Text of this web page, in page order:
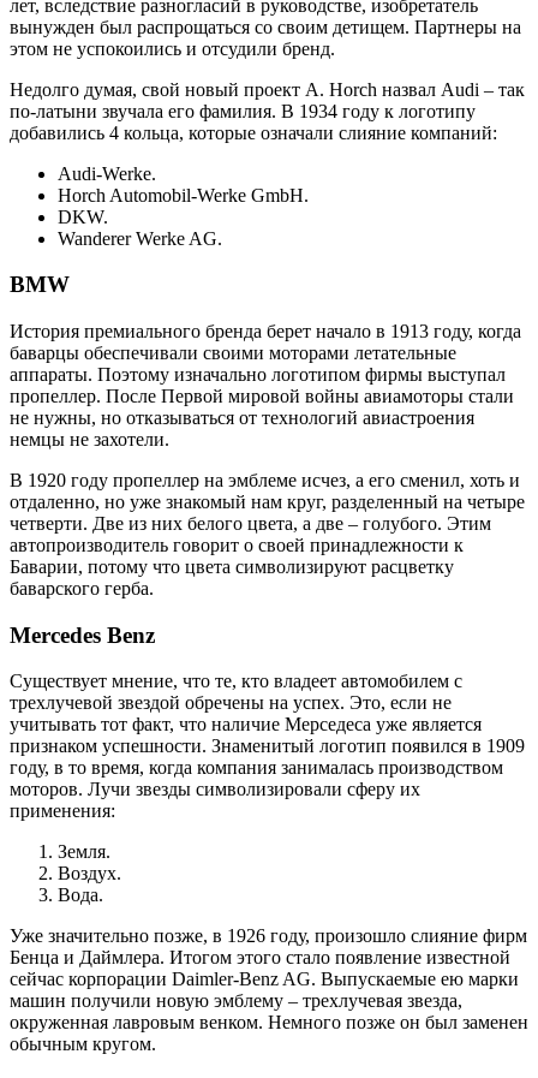
лет, вследствие разногласий в руководстве, изобретатель
вынужден был распрощаться со своим детищем. Партнеры на
этом не успокоились и отсудили бренд.
Недолго думая, свой новый проект A. Horch назвал Audi – так
по-латыни звучала его фамилия. В 1934 году к логотипу
добавились 4 кольца, которые означали слияние компаний:
Audi-Werke.
Horch Automobil-Werke GmbH.
DKW.
Wanderer Werke AG.
BMW
История премиального бренда берет начало в 1913 году, когда
баварцы обеспечивали своими моторами летательные
аппараты. Поэтому изначально логотипом фирмы выступал
пропеллер. После Первой мировой войны авиамоторы стали
не нужны, но отказываться от технологий авиастроения
немцы не захотели.
В 1920 году пропеллер на эмблеме исчез, а его сменил, хоть и
отдаленно, но уже знакомый нам круг, разделенный на четыре
четверти. Две из них белого цвета, а две – голубого. Этим
автопроизводитель говорит о своей принадлежности к
Баварии, потому что цвета символизируют расцветку
баварского герба.
Mercedes Benz
Существует мнение, что те, кто владеет автомобилем с
трехлучевой звездой обречены на успех. Это, если не
учитывать тот факт, что наличие Мерседеса уже является
признаком успешности. Знаменитый логотип появился в 1909
году, в то время, когда компания занималась производством
моторов. Лучи звезды символизировали сферу их
применения:
Земля.
Воздух.
Вода.
Уже значительно позже, в 1926 году, произошло слияние фирм
Бенца и Даймлера. Итогом этого стало появление известной
сейчас корпорации Daimler-Benz AG. Выпускаемые ею марки
машин получили новую эмблему – трехлучевая звезда,
окруженная лавровым венком. Немного позже он был заменен
обычным кругом.